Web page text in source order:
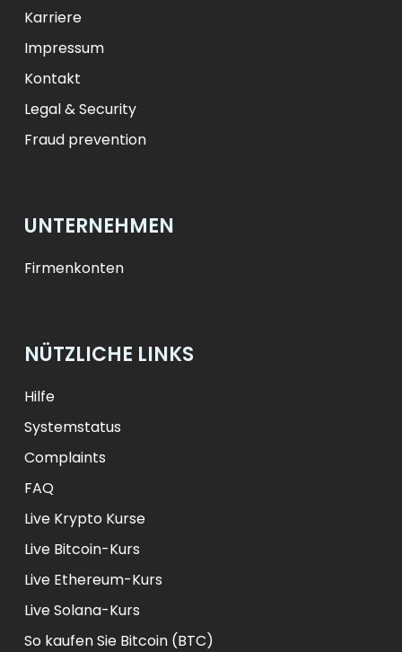
Karriere
Impressum
Kontakt
Legal & Security
Fraud prevention
UNTERNEHMEN
Firmenkonten
NÜTZLICHE LINKS
Hilfe
Systemstatus
Complaints
FAQ
Live Krypto Kurse
Live Bitcoin-Kurs
Live Ethereum-Kurs
Live Solana-Kurs
So kaufen Sie Bitcoin (BTC)